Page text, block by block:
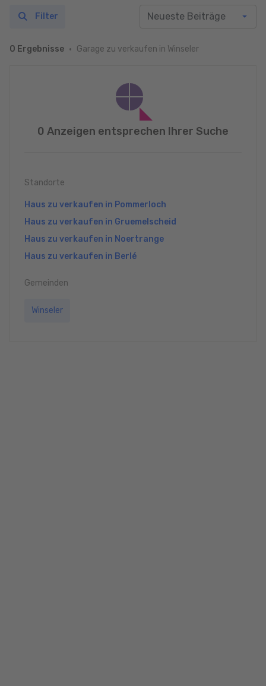
0 Ergebnisse Garage zu verkaufen in Winseler
Filter
0 Anzeigen entsprechen Ihrer Suche
Standorte
Haus zu verkaufen in Pommerloch
Haus zu verkaufen in Gruemelscheid
Haus zu verkaufen in Noertrange
Haus zu verkaufen in Berlé
Gemeinden
Winseler